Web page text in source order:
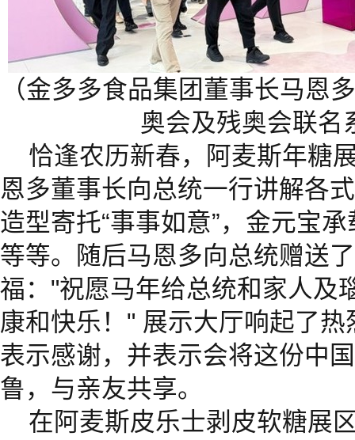
（金多多食品集团董事长马恩
奥会及残奥会联名
恰逢农历新春，阿麦斯年糖
恩多董事长向总统一行讲解各
造型寄托“事事如意”，金元宝
等等。随后马恩多向总统赠送
福："祝愿马年给总统和家人及
康和快乐！" 展示大厅响起了
表示感谢，并表示会将这份中
鲁，与亲友共享。
在阿麦斯皮乐士剥皮软糖展